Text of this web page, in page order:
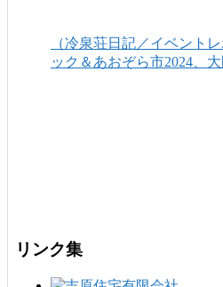
（冷泉荘日記／イベント
ック＆あおぞら市2024、
リンク集